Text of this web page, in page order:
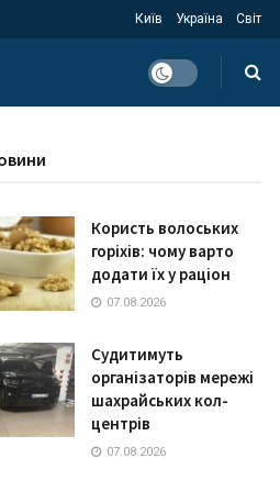
Київ Україна Світ
Користь волоських
горіхів: чому варто
додати їх у раціон
07.08.2026
Судитимуть
організаторів мережі
шахрайських кол-
центрів
07.08.2026